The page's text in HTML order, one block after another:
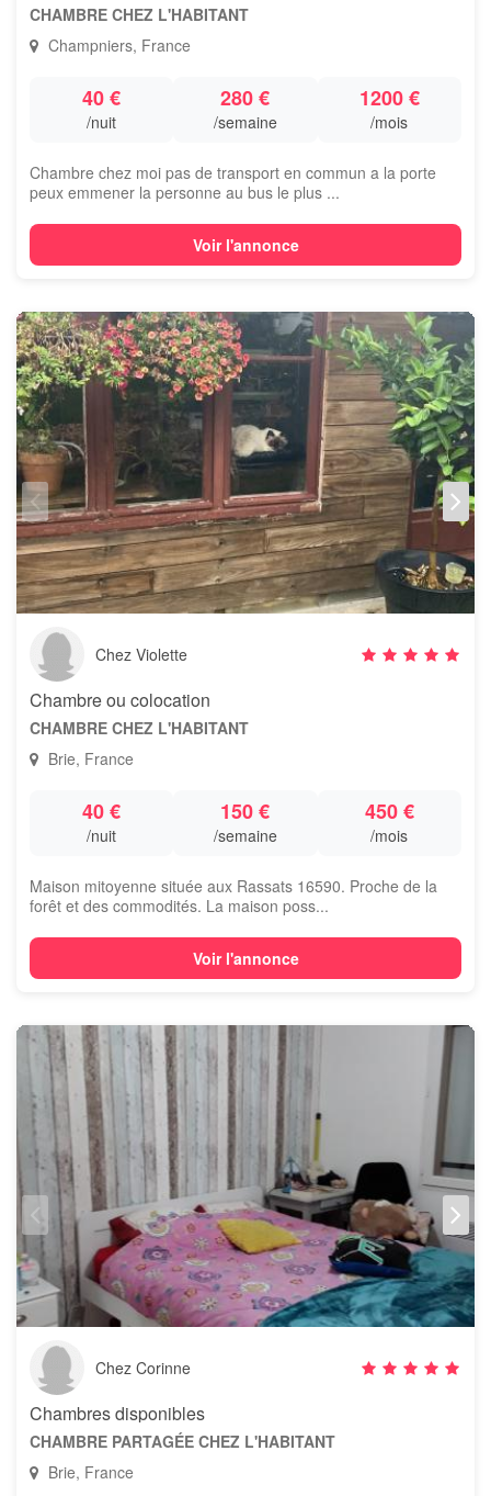
CHAMBRE CHEZ L'HABITANT
Champniers, France
40 €
/nuit
280 €
/semaine
1200 €
/mois
Chambre chez moi pas de transport en commun a la porte
peux emmener la personne au bus le plus ...
Voir l'annonce
Chez Violette
Chambre ou colocation
CHAMBRE CHEZ L'HABITANT
Brie, France
40 €
/nuit
150 €
/semaine
450 €
/mois
Maison mitoyenne située aux Rassats 16590. Proche de la
forêt et des commodités. La maison poss...
Voir l'annonce
Chez Corinne
Chambres disponibles
CHAMBRE PARTAGÉE CHEZ L'HABITANT
Brie, France